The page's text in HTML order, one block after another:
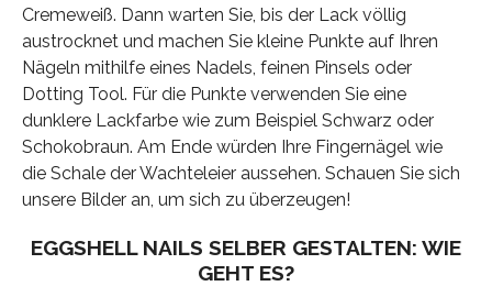
Cremeweiß. Dann warten Sie, bis der Lack völlig
austrocknet und machen Sie kleine Punkte auf Ihren
Nägeln mithilfe eines Nadels, feinen Pinsels oder
Dotting Tool. Für die Punkte verwenden Sie eine
dunklere Lackfarbe wie zum Beispiel Schwarz oder
Schokobraun. Am Ende würden Ihre Fingernägel wie
die Schale der Wachteleier aussehen. Schauen Sie sich
unsere Bilder an, um sich zu überzeugen!
EGGSHELL NAILS SELBER GESTALTEN: WIE
GEHT ES?